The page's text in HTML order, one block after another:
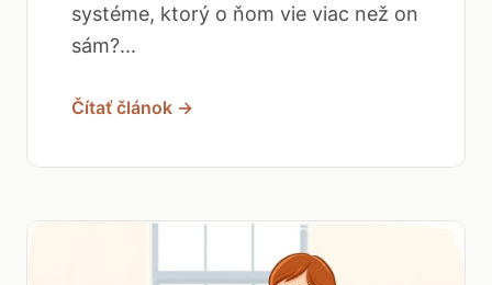
systéme, ktorý o ňom vie viac než on
sám?...
Čítať článok →